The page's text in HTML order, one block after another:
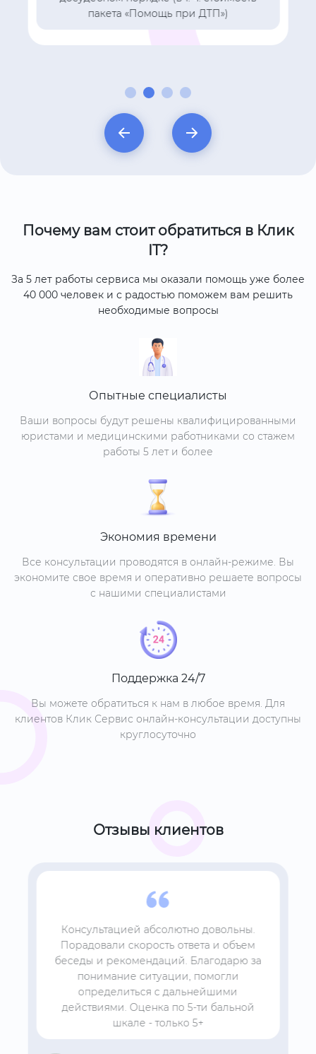
пакета «Помощь при ДТП»)
Почему вам стоит обратиться в Клик
IT?
За 5 лет работы сервиса мы оказали помощь уже более
40 000 человек и с радостью поможем вам решить
необходимые вопросы
Опытные специалисты
Ваши вопросы будут решены квалифицированными
юристами и медицинскими работниками со стажем
работы 5 лет и более
Экономия времени
Все консультации проводятся в онлайн-режиме. Вы
экономите свое время и оперативно решаете вопросы
с нашими специалистами
Поддержка 24/7
Вы можете обратиться к нам в любое время. Для
клиентов Клик Сервис онлайн-консультации доступны
круглосуточно
Отзывы клиентов
Консультацией абсолютно довольны.
Порадовали скорость ответа и объем
беседы и рекомендаций. Благодарю за
понимание ситуации, помогли
определиться с дальнейшими
действиями. Оценка по 5-ти бальной
шкале - только 5+